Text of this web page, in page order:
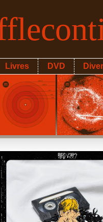
Livres DVD